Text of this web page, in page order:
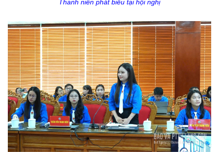
Thanh niên phát biểu tại hội nghị